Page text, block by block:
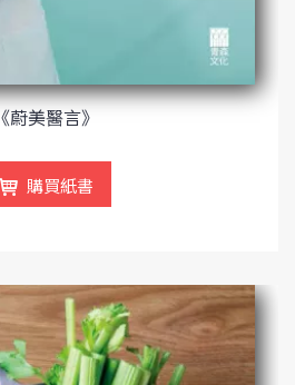
《蔚美醫言》
購買紙書